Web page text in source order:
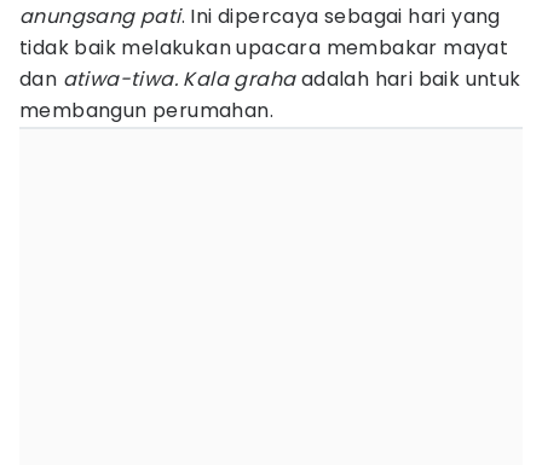
anungsang pati. Ini dipercaya sebagai hari yang
tidak baik melakukan upacara membakar mayat
dan atiwa-tiwa. Kala grahaadalah hari baik untuk
membangun perumahan.